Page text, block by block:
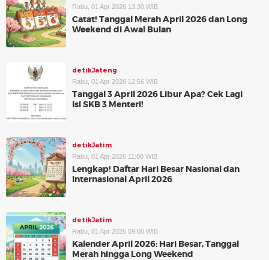
Rabu, 01 Apr 2026 13:30 WIB
Catat! Tanggal Merah April 2026 dan Long
Weekend di Awal Bulan
detikJateng
Rabu, 01 Apr 2026 12:56 WIB
Tanggal 3 April 2026 Libur Apa? Cek Lagi
Isi SKB 3 Menteri!
detikJatim
Rabu, 01 Apr 2026 11:00 WIB
Lengkap! Daftar Hari Besar Nasional dan
Internasional April 2026
detikJatim
Rabu, 01 Apr 2026 09:00 WIB
Kalender April 2026: Hari Besar, Tanggal
Merah hingga Long Weekend